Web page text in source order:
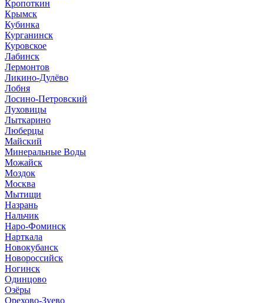
Кропоткин
Крымск
Кубинка
Курганинск
Куровское
Лабинск
Лермонтов
Ликино-Дулёво
Лобня
Лосино-Петровский
Луховицы
Лыткарино
Люберцы
Майский
Минеральные Воды
Можайск
Моздок
Москва
Мытищи
Назрань
Нальчик
Наро-Фоминск
Нарткала
Новокубанск
Новороссийск
Ногинск
Одинцово
Озёры
Орехово-Зуево